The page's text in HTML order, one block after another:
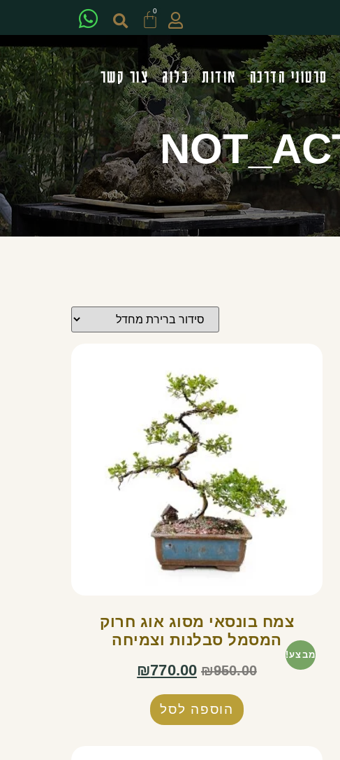
0
סרטוני הדרכה אודות בלוג צור קשר
מבצע!
צמח בונסאי מסוג אוג חרוק
המסמל סבלנות וצמיחה
₪950.00
₪770.00
הוספה לסל